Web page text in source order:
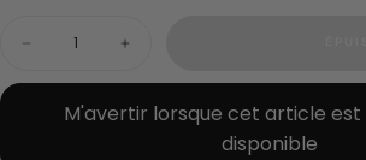
Diminuer
quantité
Augmenter
quantité
pour
Jupe
M'avertir lorsque cet article est
disponible